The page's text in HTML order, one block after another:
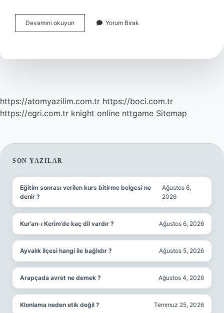
Devamını okuyun
Özel
Yorum Bırak
https://atomyazilim.com.tr https://boci.com.tr
https://egri.com.tr knight online nttgame Sitemap
SIDEBAR
SON YAZILAR
Eğitim sonrası verilen kurs bitirme belgesi ne
denir ?
Ağustos 6,
2026
Kur’an-ı Kerim’de kaç dil vardır ? Ağustos 6, 2026
Ayvalık ilçesi hangi ile bağlıdır ? Ağustos 5, 2026
Arapçada avret ne demek ? Ağustos 4, 2026
Klonlama neden etik değil ? Temmuz 25, 2026